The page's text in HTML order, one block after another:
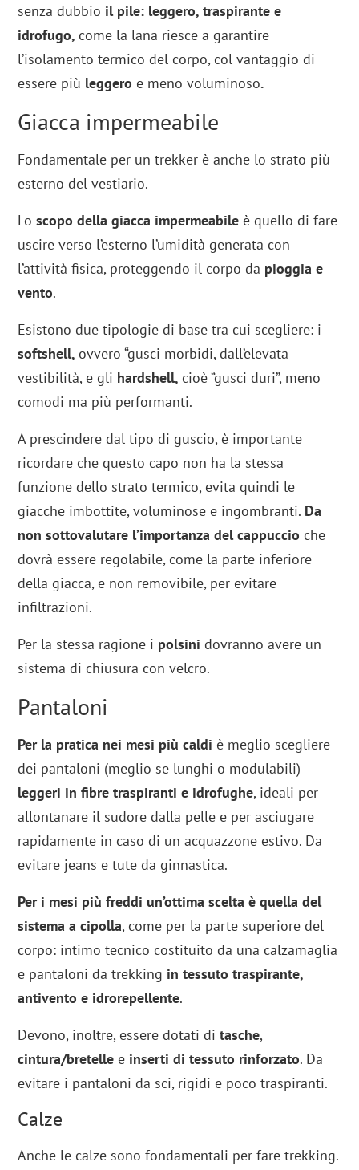
senza dubbio il pile: leggero, traspirante e
idrofugo, come la lana riesce a garantire
l’isolamento termico del corpo, col vantaggio di
essere più leggero e meno voluminoso.
Giacca impermeabile
Fondamentale per un trekker è anche lo strato più
esterno del vestiario.
Loscopo della giacca impermeabile è quello di fare
uscire verso l’esterno l’umidità generata con
l’attività fisica, proteggendo il corpo da pioggia e
vento.
Esistono due tipologie di base tra cui scegliere: i
softshell, ovvero “gusci morbidi, dall’elevata
vestibilità, e gli hardshell, cioè “gusci duri”, meno
comodi ma più performanti.
A prescindere dal tipo di guscio, è importante
ricordare che questo capo non ha la stessa
funzione dello strato termico, evita quindi le
giacche imbottite, voluminose e ingombranti. Da
non sottovalutare l’importanza del cappuccio che
dovrà essere regolabile, come la parte inferiore
della giacca, e non removibile, per evitare
infiltrazioni.
Per la stessa ragione i polsini dovranno avere un
sistema di chiusura con velcro.
Pantaloni
Per la pratica nei mesi più caldi è meglio scegliere
dei pantaloni (meglio se lunghi o modulabili)
leggeri in fibre traspiranti e idrofughe, ideali per
allontanare il sudore dalla pelle e per asciugare
rapidamente in caso di un acquazzone estivo. Da
evitare jeans e tute da ginnastica.
Per i mesi più freddi un’ottima scelta è quella del
sistema a cipolla, come per la parte superiore del
corpo: intimo tecnico costituito da una calzamaglia
e pantaloni da trekking in tessuto traspirante,
antivento e idrorepellente.
Devono, inoltre, essere dotati ditasche,
cintura/bretelle e inserti di tessuto rinforzato. Da
evitare i pantaloni da sci, rigidi e poco traspiranti.
Calze
Anche le calze sono fondamentali per fare trekking.